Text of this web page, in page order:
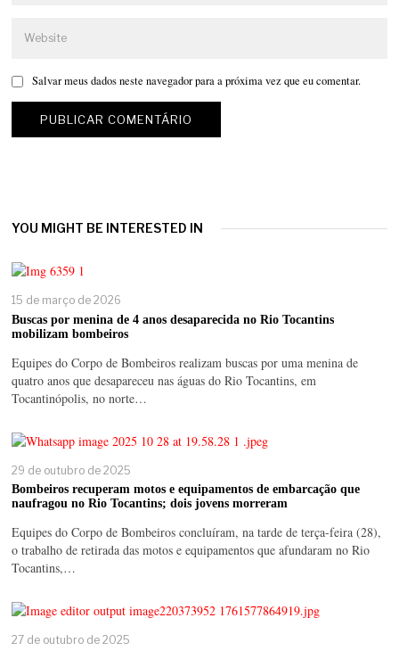
Salvar meus dados neste navegador para a próxima vez que eu comentar.
YOU MIGHT BE INTERESTED IN
15 de março de 2026
Buscas por menina de 4 anos desaparecida no Rio Tocantins
mobilizam bombeiros
Equipes do Corpo de Bombeiros realizam buscas por uma menina de
quatro anos que desapareceu nas águas do Rio Tocantins, em
Tocantinópolis, no norte…
29 de outubro de 2025
Bombeiros recuperam motos e equipamentos de embarcação que
naufragou no Rio Tocantins; dois jovens morreram
Equipes do Corpo de Bombeiros concluíram, na tarde de terça-feira (28),
o trabalho de retirada das motos e equipamentos que afundaram no Rio
Tocantins,…
27 de outubro de 2025